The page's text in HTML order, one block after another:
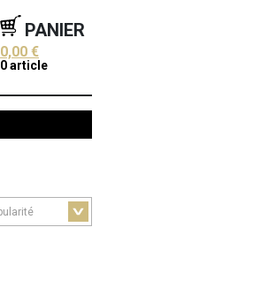
PANIER
0,00 €
0article